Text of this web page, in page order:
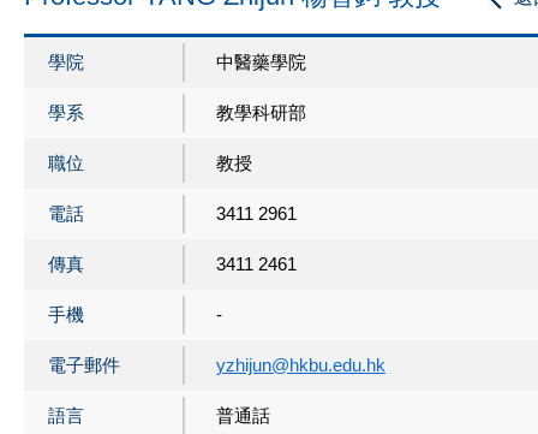
學院 中醫藥學院
學系 教學科研部
職位 教授
電話 3411 2961
傳真 3411 2461
手機 -
電子郵件 yzhijun@hkbu.edu.hk
語言 普通話